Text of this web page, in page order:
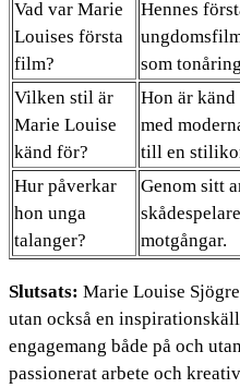
Vad var Marie
Louises första
film?
Hennes
som
Vilken stil är
Marie Louise
känd för?
Hon är
med
till en
Hur påverkar
hon unga
talanger?
Genom sitt
motgångar.
Slutsats: Marie Louise
utan också en
engagemang både på och
passionerat arbete och